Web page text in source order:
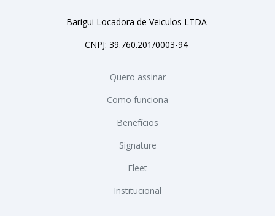
Barigui Locadora de Veiculos LTDA
CNPJ: 39.760.201/0003-94
Quero assinar
Como funciona
Benefícios
Signature
Fleet
Institucional